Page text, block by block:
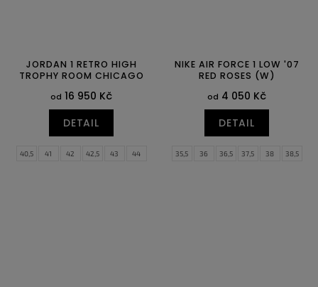
JORDAN 1 RETRO HIGH
TROPHY ROOM CHICAGO
od 16 950 Kč
DETAIL
40,5 41 42 42,5 43
44
NIKE AIR FORCE 1 LOW '07
RED ROSES (W)
od 4 050 Kč
DETAIL
35,5 36 36,5 37,5 38
38,5